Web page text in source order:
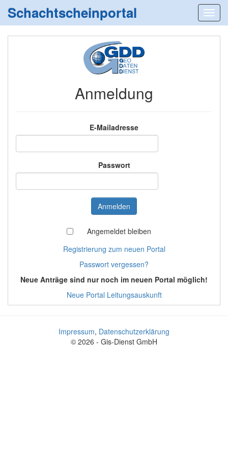
Schachtscheinportal
Anmeldung
E-Mailadresse
Passwort
Angemeldet bleiben
Registrierung zum neuen Portal
Passwort vergessen?
Neue Anträge sind nur noch im neuen Portal möglich!
Neue Portal Leitungsauskunft
Impressum, Datenschutzerklärung
© 2026 - Gis-Dienst GmbH